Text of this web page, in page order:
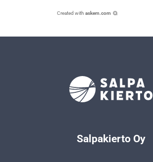
Created with askem.com
Salpakierto Oy